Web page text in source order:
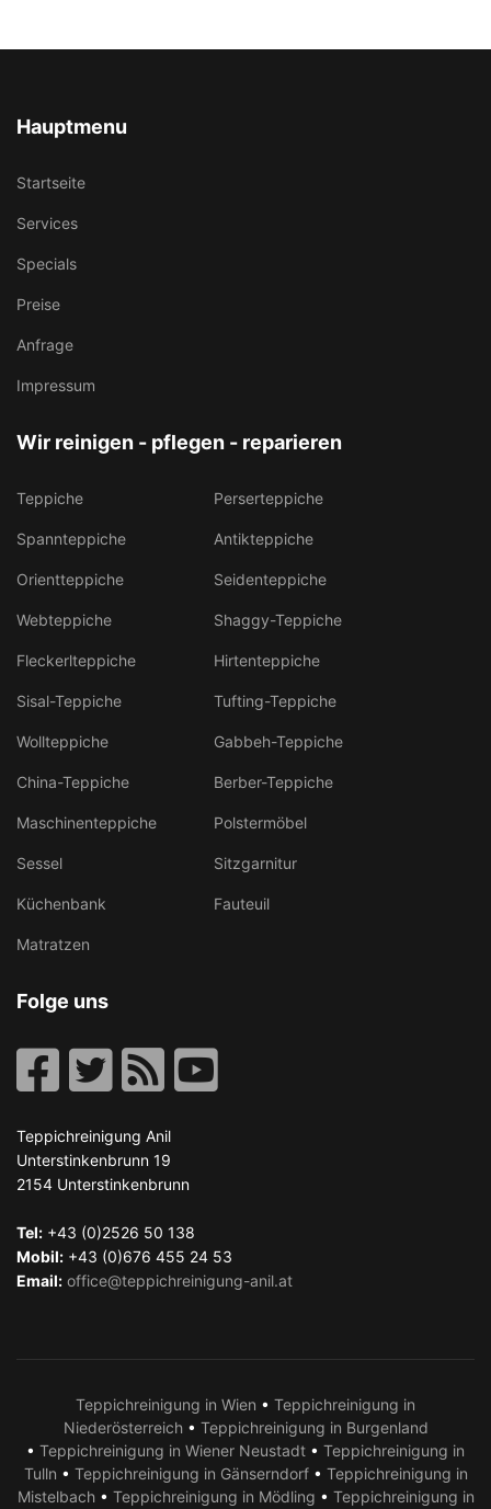
Hauptmenu
Startseite
Services
Specials
Preise
Anfrage
Impressum
Wir reinigen - pflegen - reparieren
Teppiche Perserteppiche
Spannteppiche Antikteppiche
Orientteppiche Seidenteppiche
Webteppiche Shaggy-Teppiche
Fleckerlteppiche Hirtenteppiche
Sisal-Teppiche Tufting-Teppiche
Wollteppiche Gabbeh-Teppiche
China-Teppiche Berber-Teppiche
Maschinenteppiche Polstermöbel
Sessel Sitzgarnitur
Küchenbank Fauteuil
Matratzen
Folge uns
Teppichreinigung Anil
Unterstinkenbrunn 19
2154 Unterstinkenbrunn
Tel: +43 (0)2526 50 138
Mobil: +43 (0)676 455 24 53
Email: office@teppichreinigung-anil.at
Teppichreinigung in Wien • Teppichreinigung in
Niederösterreich• Teppichreinigung in Burgenland
• Teppichreinigung in Wiener Neustadt • Teppichreinigung in
Tulln • Teppichreinigung in Gänserndorf• Teppichreinigung in
Mistelbach• Teppichreinigung in Mödling • Teppichreinigung in